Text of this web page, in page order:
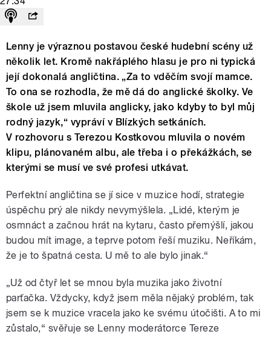
Lenny je výraznou postavou české hudební scény už
několik let. Kromě nakřáplého hlasu je pro ni typická
její dokonalá angličtina. „Za to vděčím svojí mamce.
To ona se rozhodla, že mě dá do anglické školky. Ve
škole už jsem mluvila anglicky, jako kdyby to byl můj
rodný jazyk,“ vypráví v Blízkých setkáních.
V rozhovoru s Terezou Kostkovou mluvila o novém
klipu, plánovaném albu, ale třeba i o překážkách, se
kterými se musí ve své profesi utkávat.
Perfektní angličtina se jí sice v muzice hodí, strategie
úspěchu prý ale nikdy nevymýšlela. „Lidé, kterým je
osmnáct a začnou hrát na kytaru, často přemýšlí, jakou
budou mít image, a teprve potom řeší muziku. Neříkám,
že je to špatná cesta. U mě to ale bylo jinak.“
„Už od čtyř let se mnou byla muzika jako životní
parťačka. Vždycky, když jsem měla nějaký problém, tak
jsem se k muzice vracela jako ke svému útočišti. A to mi
zůstalo,“ svěřuje se Lenny moderátorce Tereze